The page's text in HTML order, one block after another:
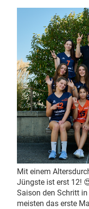
Mit einem
Jüngste ist erst 12!
Saison den Schritt in
meisten das erste